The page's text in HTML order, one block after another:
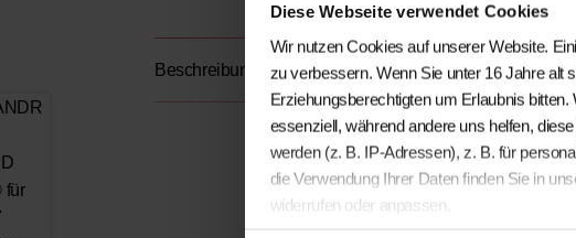
Diese Webseite verwendet Cookies
Wir nutzen Cookies auf unserer Website.
zu verbessern. Wenn Sie unter 16 Jahre alt
Erziehungsberechtigten um Erlaubnis
essenziell, während andere uns helfen,
werden (z. B. IP-Adressen), z. B. für
die Verwendung Ihrer Daten finden Sie in
widerrufen oder anpassen.
Beschreibung